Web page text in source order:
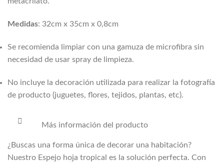
Medidas: 32cm x 35cm x 0,8cm
Se recomienda limpiar con una gamuza de microfibra sin
necesidad de usar spray de limpieza.
No incluye la decoración utilizada para realizar la fotografía
de producto (juguetes, flores, tejidos, plantas, etc).
Más información del producto
¿Buscas una forma única de decorar una habitación?
Nuestro Espejo hoja tropical es la solución perfecta. Con